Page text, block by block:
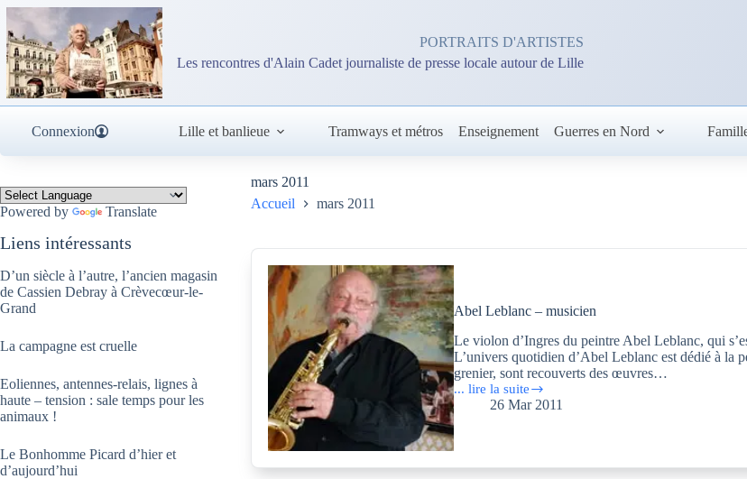
Passer
contenu
PORTRAITS D'ARTISTES
Les rencontres d'Alain Cadet journaliste de presse locale autour de Lille
Connexion Lille et banlieue Tramways et métros Enseignement Guerres en Nord
mars 2011
Accueil
mars 2011
Abel Leblanc – musicien
Le violon d’Ingres du peintre Abel Leblanc, qui
L’univers quotidien d’Abel Leblanc est dédié à la
grenier, sont recouverts des œuvres…
... lire la suite
Abel
Leblanc
–
musicien
26 Mar 2011
Powered by Translate
Liens intéressants
D’un siècle à l’autre, l’ancien magasin
de Cassien Debray à Crèvecœur-le-
Grand
La campagne est cruelle
Eoliennes, antennes-relais, lignes à
haute – tension : sale temps pour les
animaux !
Le Bonhomme Picard d’hier et
d’aujourd’hui